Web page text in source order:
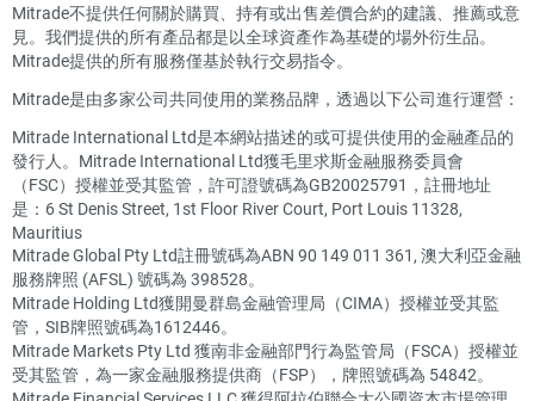
Mitrade不提供任何關於購買、持有或出售差價合約的建議、推薦或意
見。我們提供的所有產品都是以全球資產作為基礎的場外衍生品。
Mitrade提供的所有服務僅基於執行交易指令。
Mitrade是由多家公司共同使用的業務品牌，透過以下公司進行運營：
Mitrade International Ltd是本網站描述的或可提供使用的金融產品的
發行人。Mitrade International Ltd獲毛里求斯金融服務委員會
（FSC）授權並受其監管，許可證號碼為GB20025791，註冊地址
是：6 St Denis Street, 1st Floor River Court, Port Louis 11328,
Mauritius
Mitrade Global Pty Ltd註冊號碼為ABN 90 149 011 361, 澳大利亞金融
服務牌照 (AFSL) 號碼為 398528。
Mitrade Holding Ltd獲開曼群島金融管理局（CIMA）授權並受其監
管，SIB牌照號碼為1612446。
Mitrade Markets Pty Ltd 獲南非金融部門行為監管局（FSCA）授權並
受其監管，為一家金融服務提供商（FSP），牌照號碼為 54842。